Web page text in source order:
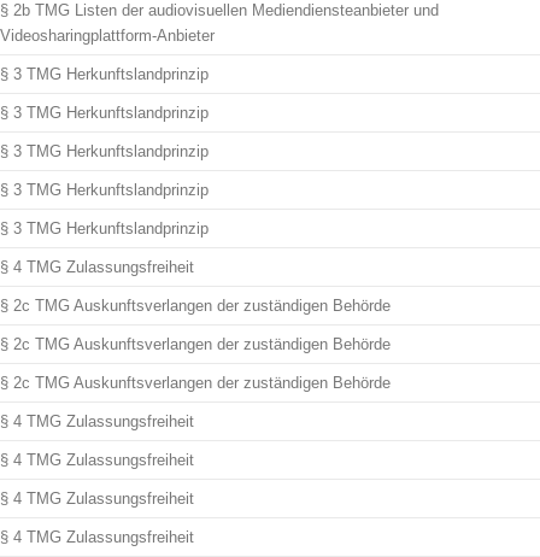
§ 2b TMG Listen der audiovisuellen Mediendiensteanbieter und
Videosharingplattform-Anbieter
§ 3 TMG Herkunftslandprinzip
§ 3 TMG Herkunftslandprinzip
§ 3 TMG Herkunftslandprinzip
§ 3 TMG Herkunftslandprinzip
§ 3 TMG Herkunftslandprinzip
§ 4 TMG Zulassungsfreiheit
§ 2c TMG Auskunftsverlangen der zuständigen Behörde
§ 2c TMG Auskunftsverlangen der zuständigen Behörde
§ 2c TMG Auskunftsverlangen der zuständigen Behörde
§ 4 TMG Zulassungsfreiheit
§ 4 TMG Zulassungsfreiheit
§ 4 TMG Zulassungsfreiheit
§ 4 TMG Zulassungsfreiheit